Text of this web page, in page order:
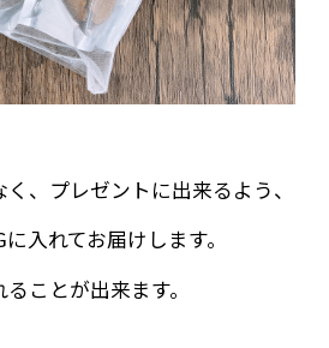
、プレゼントに出来るよう、
入れてお届けします。
ことが出来ます。